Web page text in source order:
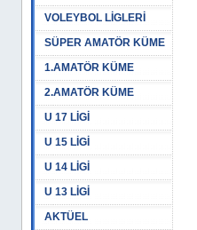
VOLEYBOL LİGLERİ
SÜPER AMATÖR KÜME
1.AMATÖR KÜME
2.AMATÖR KÜME
U 17 LİGİ
U 15 LİGİ
U 14 LİGİ
U 13 LİGİ
AKTÜEL